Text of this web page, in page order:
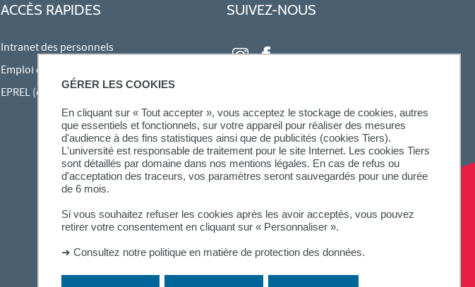
GÉRER LES COOKIES
En cliquant sur « Tout accepter », vous acceptez le stockage de cookies, autres
que essentiels et fonctionnels, sur votre appareil pour réaliser des mesures
d'audience à des fins statistiques ainsi que de publicités (cookies Tiers).
L'université est responsable de traitement pour le site Internet. Les cookies Tiers
sont détaillés par domaine dans nos mentions légales. En cas de refus ou
d'acceptation des traceurs, vos paramètres seront sauvegardés pour une durée
de 6 mois.
Si vous souhaitez refuser les cookies après les avoir acceptés, vous pouvez
retirer votre consentement en cliquant sur « Personnaliser ».
➜ Consultez notre politique en matière de protection des données.
ACCÈS RAPIDES
Intranet des personnels
Emploi du temps en ligne (ADE)
EPREL (cours en ligne)
SUIVEZ-NOUS